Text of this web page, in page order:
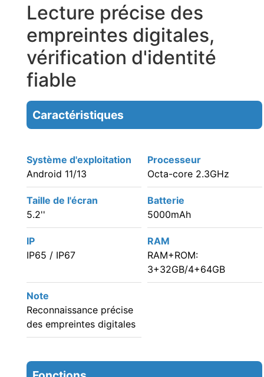
Lecture précise des
empreintes digitales,
vérification d'identité
fiable
Caractéristiques
Système d'exploitation
Android 11/13
Processeur
Octa-core 2.3GHz
Taille de l'écran
5.2''
Batterie
5000mAh
IP
IP65 / IP67
RAM
RAM+ROM:
3+32GB/4+64GB
Note
Reconnaissance précise
des empreintes digitales